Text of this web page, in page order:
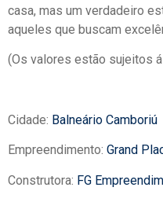
casa, mas um verdadeiro
aqueles que buscam
(Os valores estão sujeitos
Cidade: Balneário Camboriú
Empreendimento: Grand
Construtora: FG